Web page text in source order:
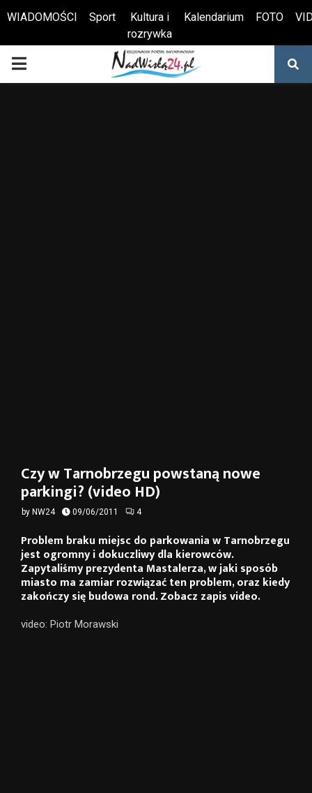
Otwórz pasek narzędzi
WIADOMOŚCI Sport
Kultura i
rozrywka
Kalendarium FOTO
PRIMARY
Czy w Tarnobrzegu powstaną nowe
parkingi? (video HD)
by NW24 09/06/2011 4
Problem braku miejsc do parkowania w Tarnobrzegu
jest ogromny i dokuczliwy dla kierowców.
Zapytaliśmy prezydenta Mastalerza, w jaki sposób
miasto ma zamiar rozwiązać ten problem, oraz kiedy
zakończy się budowa rond. Zobacz zapis video.
video: Piotr Morawski